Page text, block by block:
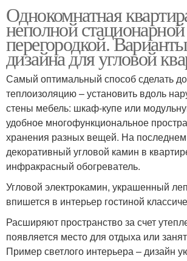
Однокомнатная
неполной стационарной
перегородкой.
дизайна для угловой
Самый оптимальный способ сделать
теплоизоляцию – установить вдоль
стены мебель: шкаф-купе или
удобное многофункциональное
хранения разных вещей. На
декоративный угловой камин в
инфракрасный обогреватель.
Угловой электрокамин, украшенный
впишется в интерьер гостиной
Расширяют пространство за счет
появляется место для отдыха или
Пример светлого интерьера – дизайн